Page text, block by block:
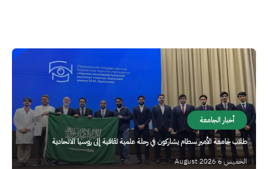
الصورة
أخبار الجامعة
طلاب جامعة الأمير سطام يشاركون في رحلة علمية ثقافية إلى روسيا الاتحادية
الخميس 6 August 2026